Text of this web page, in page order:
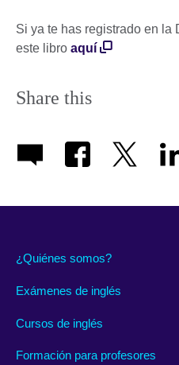
Si ya te has registrado en la
este libro aquí
Share this
¿Quiénes somos?
Exámenes de inglés
Cursos de inglés
Formación para profesores